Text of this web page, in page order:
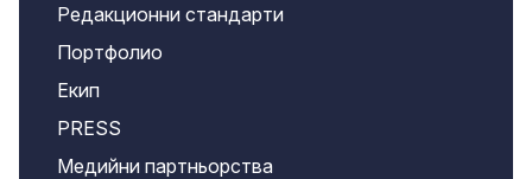
Редакционни стандарти
Портфолио
Екип
PRESS
Медийни партньорства